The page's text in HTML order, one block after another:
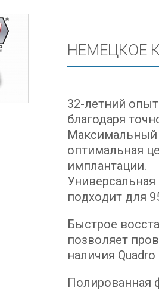
НЕМЕЦКОЕ
32-летний
благодаря
Максимальный
оптимальная
имплантации.
подходит для
Быстрое
позволяет
наличия
Полированная